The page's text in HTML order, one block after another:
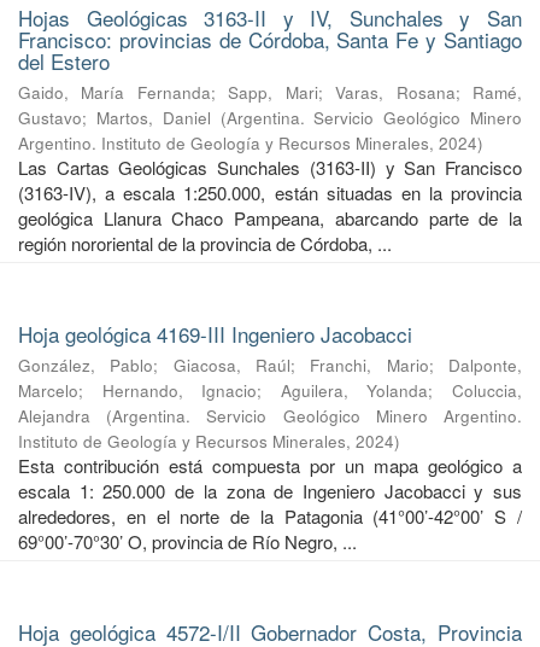
Hojas Geológicas 3163-II y IV, Sunchales y San
Francisco: provincias de Córdoba, Santa Fe y Santiago
del Estero
Gaido, María Fernanda;Sapp, Mari;Varas, Rosana; Ramé,
Gustavo; Martos, Daniel (Argentina. Servicio Geológico Minero
Argentino. Instituto de Geología y Recursos Minerales, 2024)
Las Cartas Geológicas Sunchales (3163-II) y San Francisco
(3163-IV), a escala 1:250.000, están situadas en la provincia
geológica Llanura Chaco Pampeana, abarcando parte de la
región nororiental de la provincia de Córdoba, ...
Hoja geológica 4169-III Ingeniero Jacobacci
González, Pablo; Giacosa, Raúl; Franchi, Mario; Dalponte,
Marcelo; Hernando, Ignacio; Aguilera, Yolanda;Coluccia,
Alejandra
(Argentina. Servicio Geológico Minero Argentino.
Instituto de Geología y Recursos Minerales, 2024)
Esta contribución está compuesta por un mapa geológico a
escala 1: 250.000 de la zona de Ingeniero Jacobacci y sus
alrededores, en el norte de la Patagonia (41°00’-42°00’ S /
69°00’-70°30’ O, provincia de Río Negro, ...
Hoja geológica 4572-I/II Gobernador Costa, Provincia